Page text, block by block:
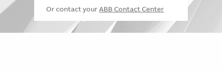
Or contact your ABB Contact Center